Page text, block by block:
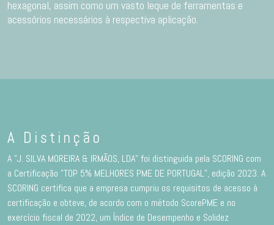
hexagonal, assim como um vasto leque de ferramentas e
acessórios necessários à respectiva aplicação.
A Distinção
A "J. SILVA MOREIRA & IRMÃOS, LDA" foi distinguida pela SCORING com
a Certificação "TOP 5% MELHORES PME DE PORTUGAL”, edição 2023. A
SCORING certifica que a empresa cumpriu os requisitos de acesso à
certificação e obteve, de acordo com o método ScorePME e no
exercício fiscal de 2022, um Índice de Desempenho e Solidez